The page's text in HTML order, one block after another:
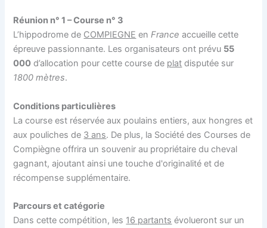
Réunion n° 1 – Course n° 3
L’hippodrome de COMPIEGNE enFrance accueille cette
épreuve passionnante. Les organisateurs ont prévu 55
000 d’allocation pour cette course de plat disputée sur
1800 mètres.
Conditions particulières
La course est réservée aux poulains entiers, aux hongres et
aux pouliches de 3 ans. De plus, la Société des Courses de
Compiègne offrira un souvenir au propriétaire du cheval
gagnant, ajoutant ainsi une touche d'originalité et de
récompense supplémentaire.
Parcours et catégorie
Dans cette compétition, les 16 partants évolueront sur un